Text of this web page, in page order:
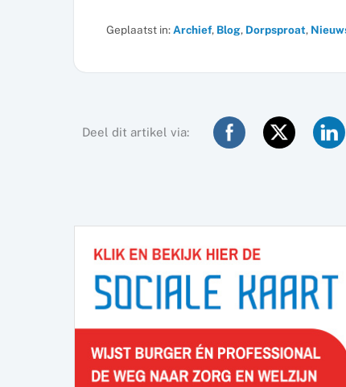
Geplaatst in: Archief, Blog, Dorpsproat,
Deel dit artikel via: